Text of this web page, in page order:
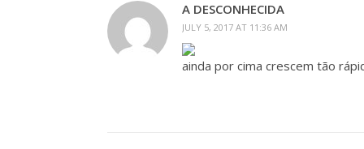
A DESCONHECIDA
JULY 5, 2017 AT 11:36 AM
ainda por cima crescem tão